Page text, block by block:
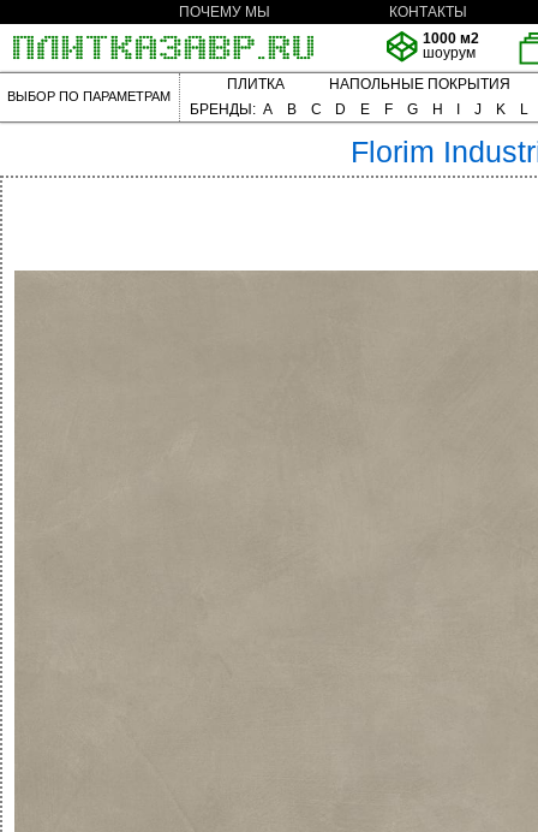
ПОЧЕМУ МЫ
КОНТАКТЫ
1000 м2
шоурум
ВЫБОР ПО ПАРАМЕТРАМ
ПЛИТКА
НАПОЛЬНЫЕ ПОКРЫТИЯ
БРЕНДЫ: A B C D E F G H J K L
Florim